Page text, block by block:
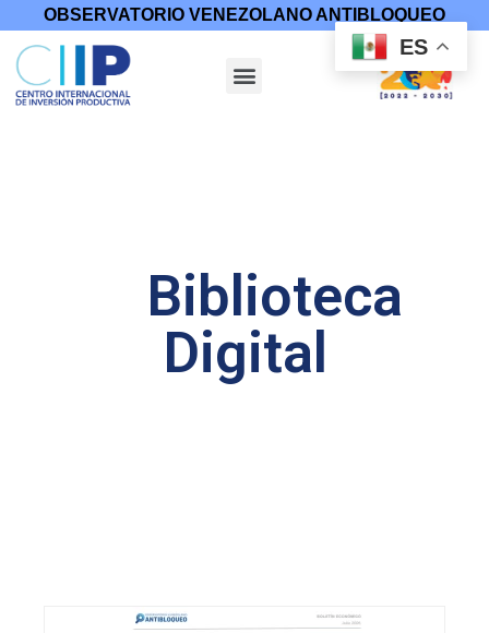
OBSERVATORIO VENEZOLANO ANTIBLOQUEO
Biblioteca
Digital
ES